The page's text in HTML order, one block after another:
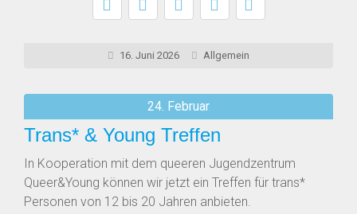
16. Juni 2026 Allgemein
24. Februar
Trans* & Young Treffen
In Kooperation mit dem queeren Jugendzentrum
Queer&Young können wir jetzt ein Treffen für trans*
Personen von 12 bis 20 Jahren anbieten.